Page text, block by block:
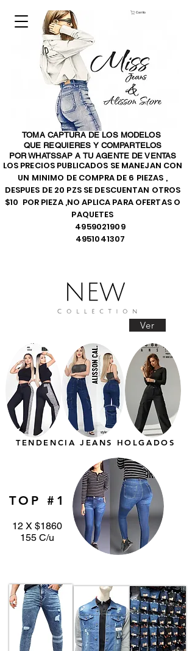
LOS PRECIOS PUBLICADOS SE MANEJAN CON
UN MINIMO DE COMPRA DE 6 PIEZAS ,
DESPUES DE 20 PZS SE DESCUENTAN OTROS
$10 POR PIEZA ,NO APLICA PARA OFERTAS O
PAQUETES
4959021909
4951041307
Ver
TOMA CAPTURA DE LOS MODELOS
QUE REQUIERES Y COMPARTELOS
POR WHATSSAP A TU AGENTE DE VENTAS
Carrito
TENDENCIA JEANS HOLGADOS
12 X $1860
155 C/u
TOP #1